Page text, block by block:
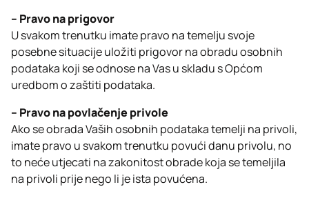
– Pravo na prigovor
U svakom trenutku imate pravo na temelju svoje
posebne situacije uložiti prigovor na obradu osobnih
podataka koji se odnose na Vas u skladu s Općom
uredbom o zaštiti podataka.
– Pravo na povlačenje privole
Ako se obrada Vaših osobnih podataka temelji na privoli,
imate pravo u svakom trenutku povući danu privolu, no
to neće utjecati na zakonitost obrade koja se temeljila
na privoli prije nego li je ista povućena.